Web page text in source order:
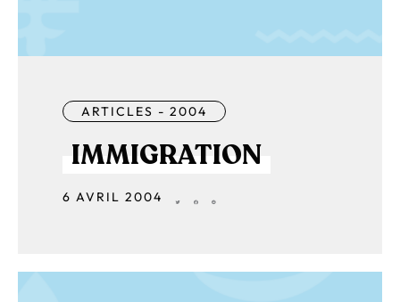
ARTICLES - 2004
IMMIGRATION
6 AVRIL 2004